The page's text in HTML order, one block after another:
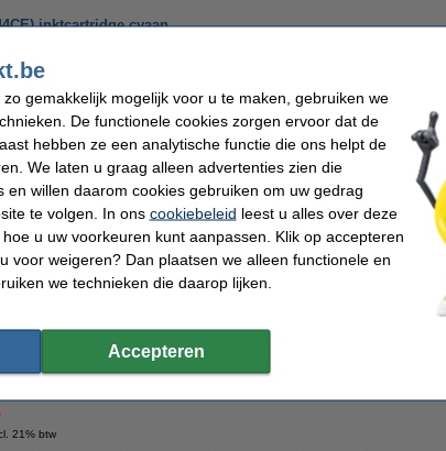
inktcartridge cyaan
62,5%
HP 44 cartridge cyaan.
inhoud dan origineel, maar een stuk goedkoper !!!
verschil in uw portemonnee !!!
cyaan
inkjetcartridge Ons artikelnr:
45 ml Nummer:
21% btw
gemakkelijk mogelijk voor u te maken, gebruiken we
De functionele cookies zorgen ervoor dat de
hebben ze een analytische functie die ons helpt de
We laten u graag alleen advertenties zien die
en willen daarom cookies gebruiken om uw gedrag
te volgen. In ons cookiebeleid leest u alles over deze
u uw voorkeuren kunt aanpassen. Klik op accepteren
voor weigeren? Dan plaatsen we alleen functionele en
we technieken die daarop lijken.
Accepteren